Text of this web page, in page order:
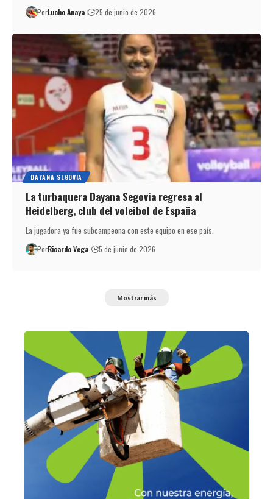
PorLucho Anaya 25 de junio de 2026
DAYANA SEGOVIA
La turbaquera Dayana Segovia regresa al
Heidelberg, club del voleibol de España
La jugadora ya fue subcampeona con este equipo en ese país.
PorRicardo Vega 5 de junio de 2026
Mostrar más